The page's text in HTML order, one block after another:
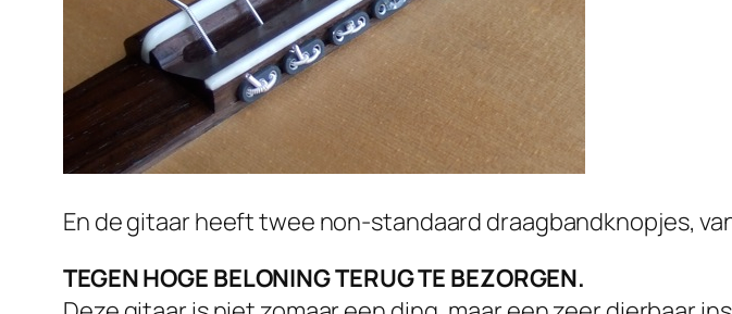
En de gitaar heeft twee non-standaard draagbandknopjes,
TEGEN HOGE BELONING TERUG TE BEZORGEN.